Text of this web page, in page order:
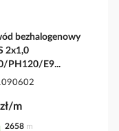
bezhalogenowy
2x1,0
PH120/E9...
m
2658 m